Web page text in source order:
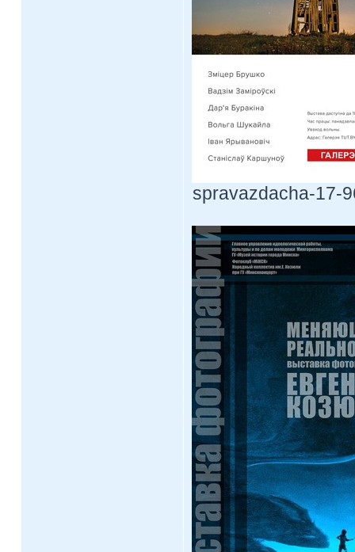
spravazdacha-17-